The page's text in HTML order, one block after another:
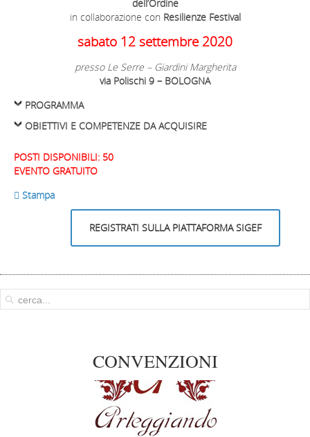
dell’Ordine
in collaborazione con Resilienze Festival
sabato 12 settembre 2020
presso Le Serre – Giardini Margherita
via Polischi 9 – BOLOGNA
PROGRAMMA
OBIETTIVI E COMPETENZE DA ACQUISIRE
POSTI DISPONIBILI: 50
EVENTO GRATUITO
REGISTRATI SULLA PIATTAFORMA SIGEF
 Stampa
CONVENZIONI